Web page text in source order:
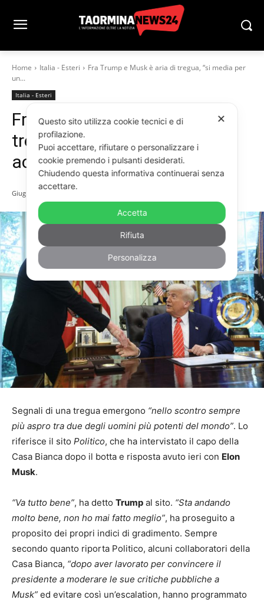
Home Italia - Esteri
Fra Trump e Musk è aria di tregua, “si media per
un...
Italia - Esteri
Fra Trump e Musk è aria di
tregua, “si media per un
accordo di pace”
Giugno 6, 2025
Segnali di una tregua emergono “nello scontro sempre
più aspro tra due degli uomini più potenti del mondo”. Lo
riferisce il sito Politico, che ha intervistato il capo della
Casa Bianca dopo il botta e risposta avuto ieri con Elon
Musk.
“Va tutto bene”, ha detto Trump al sito. “Sta andando
molto bene, non ho mai fatto meglio”, ha proseguito a
proposito dei propri indici di gradimento. Sempre
secondo quanto riporta Politico, alcuni collaboratori della
Casa Bianca, “dopo aver lavorato per convincere il
presidente a moderare le sue critiche pubbliche a
Musk” ed evitare così un’escalation, hanno programmato
✕
Questo sito utilizza cookie tecnici e di
profilazione.
Puoi accettare, rifiutare o personalizzare i
cookie premendo i pulsanti desiderati.
Chiudendo questa informativa continuerai senza
accettare.
Accetta
Rifiuta
Personalizza